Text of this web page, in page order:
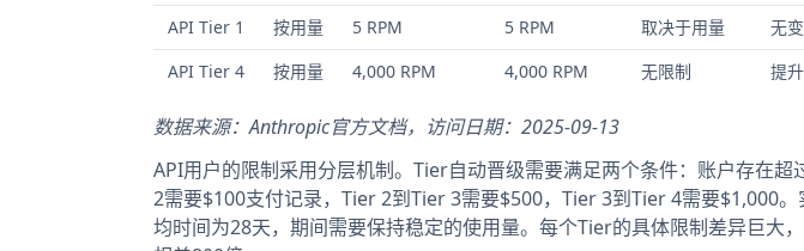
API Tier 1
按用量 5 RPM 5 RPM 取决于用量
无
API Tier 4
按用量 4,000 RPM 4,000 RPM 无限制 提
数据来源：Anthropic官方文档，访问日期：2025-09-13
API用户的限制采用分层机制。Tier自动晋级需要满足两个条件：账户存在
2需要$100支付记录，Tier 2到Tier 3需要$500，Tier 3到Tier 4需要$1,000
均时间为28天，期间需要保持稳定的使用量。每个Tier的具体限制差异巨大